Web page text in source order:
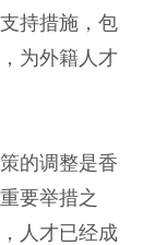
持措施，包
为外籍人才
的调整是香
要举措之
人才已经成